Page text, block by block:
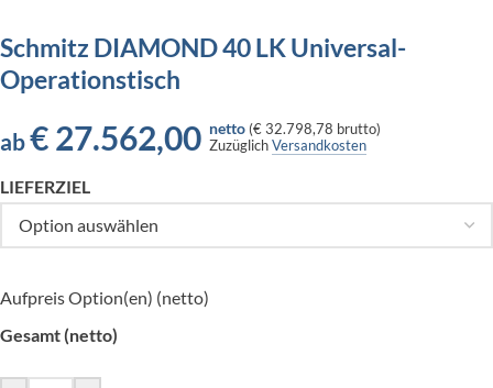
Schmitz DIAMOND 40 LK Universal-
Operationstisch
ab€27.562,00 netto (€ 32.798,78 brutto)
ZuzüglichVersandkosten
LIEFERZIEL
Aufpreis Option(en) (netto)
Gesamt (netto)